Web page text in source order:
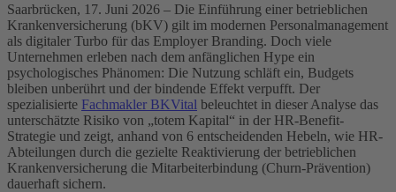
Saarbrücken, 17. Juni 2026 – Die Einführung einer betrieblichen
Krankenversicherung (bKV) gilt im modernen Personalmanagement
als digitaler Turbo für das Employer Branding. Doch viele
Unternehmen erleben nach dem anfänglichen Hype ein
psychologisches Phänomen: Die Nutzung schläft ein, Budgets
bleiben unberührt und der bindende Effekt verpufft. Der
spezialisierte Fachmakler BKVital beleuchtet in dieser Analyse das
unterschätzte Risiko von „totem Kapital“ in der HR-Benefit-
Strategie und zeigt, anhand von 6 entscheidenden Hebeln, wie HR-
Abteilungen durch die gezielte Reaktivierung der betrieblichen
Krankenversicherung die Mitarbeiterbindung (Churn-Prävention)
dauerhaft sichern.